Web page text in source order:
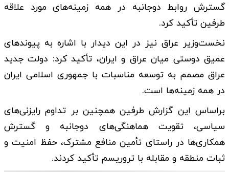
گسترش روابط دوجانبه در همه زمینه‌های مورد علاقه
طرفین تأکید کرد.
نخست‌وزیر عراق نیز در این دیدار با اشاره به پیوندهای
عمیق دوستی میان عراق و ایران، تأکید کرد: دولت جدید
عراق مصمم به توسعه مناسبات با جمهوری اسلامی ایران
در همه زمینه‌ها است.
براساس این گزارش طرفین همچنین بر تداوم رایزنی‌های
سیاسی، تقویت هماهنگی‌های دوجانبه و گسترش
همکاری‌ها در راستای تأمین منافع مشترک، حفظ امنیت و
ثبات منطقه و مقابله‌ با تروریسم تأکید کردند.